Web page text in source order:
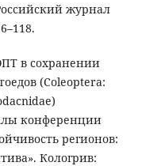
журнал
в сохранении
(Сoleoptera:
конференции
регионов:
Кологрив: